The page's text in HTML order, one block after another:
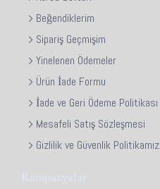
Beğendiklerim
Sipariş Geçmişim
Yinelenen Ödemeler
Ürün İade Formu
İade ve Geri Ödeme Politikası
Mesafeli Satış Sözleşmesi
Gizlilik ve Güvenlik Politikamız
Kampanyalar